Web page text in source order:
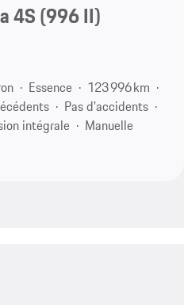
4S(996 II)
Essence
123 996 km
Pas d'accidents
intégrale
Manuelle